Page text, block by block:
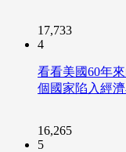
17,733
4
看看美國60年
個國家陷入經
16,265
5